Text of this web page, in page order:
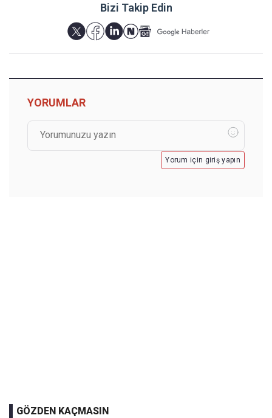
Bizi Takip Edin
YORUMLAR
Yorum için giriş yapın
GÖZDEN KAÇMASIN